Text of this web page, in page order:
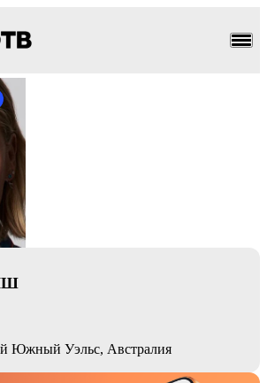
Южный Уэльс, Австралия